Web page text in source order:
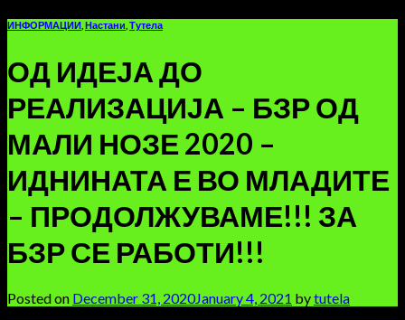
ИНФОРМАЦИИ Настани Тутела
ОД ИДЕЈА ДО
РЕАЛИЗАЦИЈА – БЗР ОД
МАЛИ НОЗЕ 2020 –
ИДНИНАТА Е ВО МЛАДИТЕ
– ПРОДОЛЖУВАМЕ!!! ЗА
БЗР СЕ РАБОТИ!!!
Posted on December 31, 2020January 4, 2021 bytutela